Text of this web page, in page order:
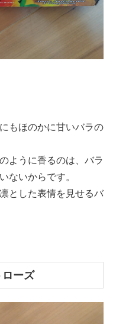
もほのかに甘いバラの
ように香るのは、バラ
ないからです。
とした表情を見せるバ
ローズ